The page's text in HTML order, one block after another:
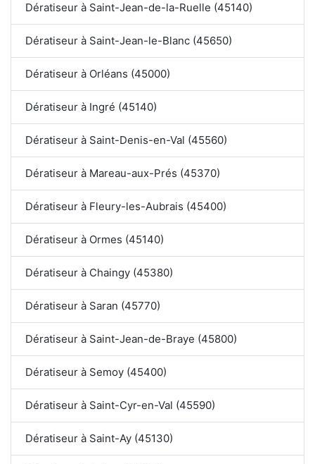
Dératiseur à Saint-Jean-de-la-Ruelle (45140)
Dératiseur à Saint-Jean-le-Blanc (45650)
Dératiseur à Orléans (45000)
Dératiseur à Ingré (45140)
Dératiseur à Saint-Denis-en-Val (45560)
Dératiseur à Mareau-aux-Prés (45370)
Dératiseur à Fleury-les-Aubrais (45400)
Dératiseur à Ormes (45140)
Dératiseur à Chaingy (45380)
Dératiseur à Saran (45770)
Dératiseur à Saint-Jean-de-Braye (45800)
Dératiseur à Semoy (45400)
Dératiseur à Saint-Cyr-en-Val (45590)
Dératiseur à Saint-Ay (45130)